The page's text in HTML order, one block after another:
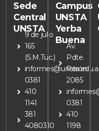
Sede
Central
UNSTA
9 de julio
165
(S.M.Tuc.)
0381
410
1141
381
4080310
Campus
UNSTA
Yerba
Buena
Av.
Pdte.
Perón
2085
0381
410
1198